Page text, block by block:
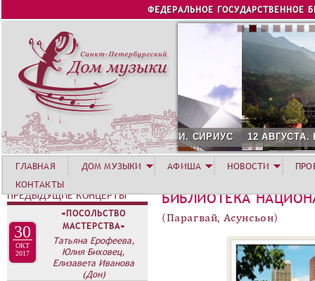
Jump to navigation
ФЕДЕРАЛЬНОЕ ГОСУДАРСТВЕННОЕ
12 АВГУСТА. КОНЦЕРТ
БИБЛИОТЕКА
(Парагвай, Асунсьон)
ГЛАВНАЯ ДОМ МУЗЫКИ АФИША НОВОСТИ
КОНТАКТЫ
ПРЕДЫДУЩИЕ КОНЦЕРТЫ
30
ОКТ
2017
«ПОСОЛЬСТВО
МАСТЕРСТВА»
Татьяна Ерофеева,
Юлия Биховец,
Елизавета Иванова
(Дон)